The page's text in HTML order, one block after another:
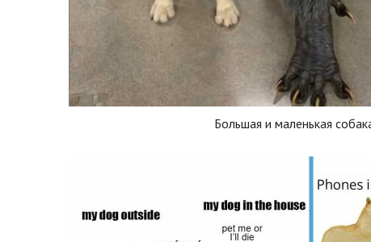
Большая и маленькая